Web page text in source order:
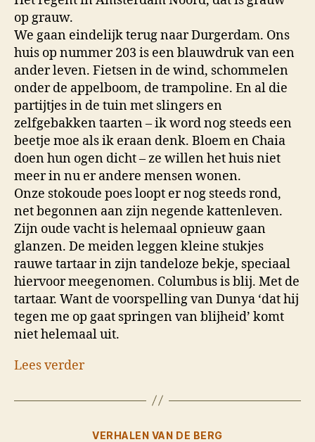
op grauw.
We gaan eindelijk terug naar Durgerdam. Ons
huis op nummer 203 is een blauwdruk van een
ander leven. Fietsen in de wind, schommelen
onder de appelboom, de trampoline. En al die
partijtjes in de tuin met slingers en
zelfgebakken taarten – ik word nog steeds een
beetje moe als ik eraan denk. Bloem en Chaia
doen hun ogen dicht – ze willen het huis niet
meer in nu er andere mensen wonen.
Onze stokoude poes loopt er nog steeds rond,
net begonnen aan zijn negende kattenleven.
Zijn oude vacht is helemaal opnieuw gaan
glanzen. De meiden leggen kleine stukjes
rauwe tartaar in zijn tandeloze bekje, speciaal
hiervoor meegenomen. Columbus is blij. Met de
tartaar. Want de voorspelling van Dunya ‘dat hij
tegen me op gaat springen van blijheid’ komt
niet helemaal uit.
Lees verder
Categorieën
VERHALEN VAN DE BERG